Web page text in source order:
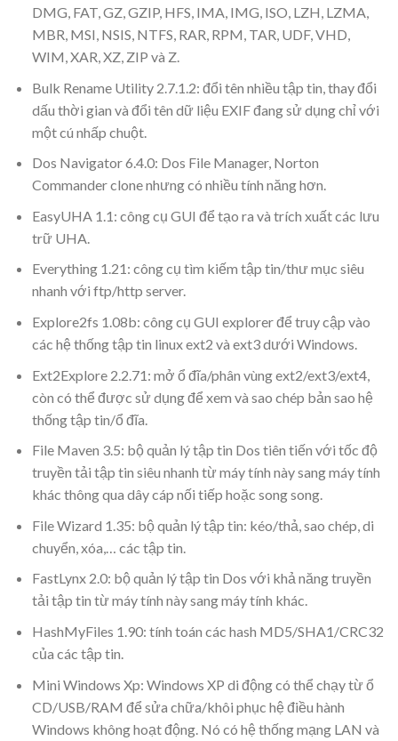
DMG, FAT, GZ, GZIP, HFS, IMA, IMG, ISO, LZH, LZMA,
MBR, MSI, NSIS, NTFS, RAR, RPM, TAR, UDF, VHD,
WIM, XAR, XZ, ZIP và Z.
Bulk Rename Utility 2.7.1.2: đổi tên nhiều tập tin, thay đổi
dấu thời gian và đổi tên dữ liệu EXIF đang sử dụng chỉ với
một cú nhấp chuột.
Dos Navigator 6.4.0: Dos File Manager, Norton
Commander clone nhưng có nhiều tính năng hơn.
EasyUHA 1.1: công cụ GUI để tạo ra và trích xuất các lưu
trữ UHA.
Everything 1.21: công cụ tìm kiếm tập tin/thư mục siêu
nhanh với ftp/http server.
Explore2fs 1.08b: công cụ GUI explorer để truy cập vào
các hệ thống tập tin linux ext2 và ext3 dưới Windows.
Ext2Explore 2.2.71: mở ổ đĩa/phân vùng ext2/ext3/ext4,
còn có thể được sử dụng để xem và sao chép bản sao hệ
thống tập tin/ổ đĩa.
File Maven 3.5: bộ quản lý tập tin Dos tiên tiến với tốc độ
truyền tải tập tin siêu nhanh từ máy tính này sang máy tính
khác thông qua dây cáp nối tiếp hoặc song song.
File Wizard 1.35: bộ quản lý tập tin: kéo/thả, sao chép, di
chuyển, xóa,… các tập tin.
FastLynx 2.0: bộ quản lý tập tin Dos với khả năng truyền
tải tập tin từ máy tính này sang máy tính khác.
HashMyFiles 1.90: tính toán các hash MD5/SHA1/CRC32
của các tập tin.
Mini Windows Xp: Windows XP di động có thể chạy từ ổ
CD/USB/RAM để sửa chữa/khôi phục hệ điều hành
Windows không hoạt động. Nó có hệ thống mạng LAN và